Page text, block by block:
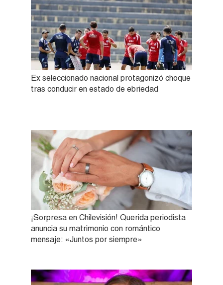
Ex seleccionado nacional protagonizó choque
tras conducir en estado de ebriedad
¡Sorpresa en Chilevisión! Querida periodista
anuncia su matrimonio con romántico
mensaje: «Juntos por siempre»